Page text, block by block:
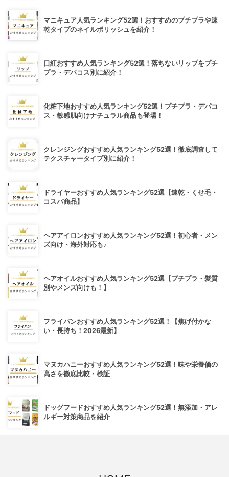
マニキュア人気ランキング52選！おすすめのプチプラや速
乾タイプのネイルポリッシュを紹介！
口紅おすすめ人気ランキング52選！落ちないリップをプチ
プラ・デパコス別に紹介！
化粧下地おすすめ人気ランキング52選！プチプラ・デパコ
ス・敏感肌向けナチュラル商品も登場！
クレンジングおすすめ人気ランキング52選！徹底調査して
テクスチャータイプ別に紹介！
ドライヤーおすすめ人気ランキング52選【速乾・くせ毛・
コスパ商品】
ヘアアイロンおすすめ人気ランキング52選！初心者・メン
ズ向け・海外対応も♪
ヘアオイルおすすめ人気ランキング52選【プチプラ・髪質
別やメンズ向けも！】
フライパンおすすめ人気ランキング52選！【焦げ付かな
い・長持ち！2026最新】
マヌカハニーおすすめ人気ランキング52選！味や栄養価の
高さを徹底比較・検証
ドッグフードおすすめ人気ランキング52選！無添加・アレ
ルギー対策商品を紹介